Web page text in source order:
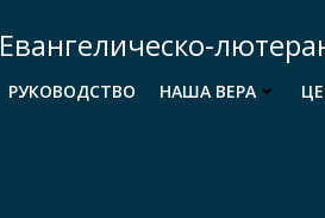
Евангелическо-
РУКОВОДСТВО НАША ВЕРА